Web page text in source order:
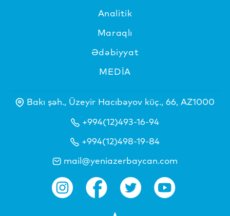
Analitik
Maraqlı
Ədəbiyyat
MEDİA
Bakı şəh., Üzeyir Hacıbəyov küç., 66, AZ1000
+994(12)493-16-94
+994(12)498-19-84
mail@yeniazerbaycan.com